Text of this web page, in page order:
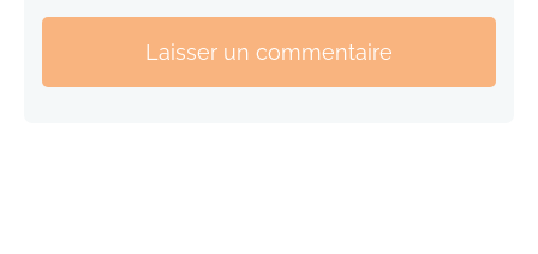
Laisser un commentaire